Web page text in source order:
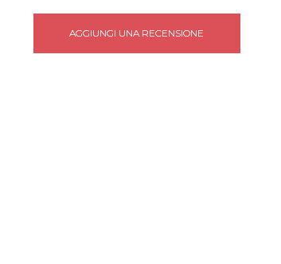
AGGIUNGI UNA RECENSIONE